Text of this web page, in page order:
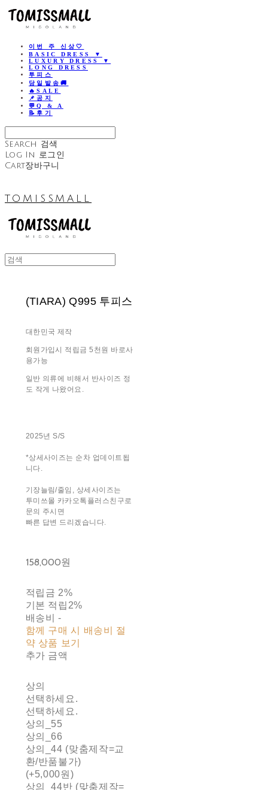
이번 주 신상🤍
BASIC DRESS ▼
LUXURY DRESS ▼
LONG DRESS
투피스
당일발송🚚
🔥SALE
📌공지
💬Q & A
📝후기
Search 검색
Log In 로그인
Cart장바구니
TOMISSMALL
(TIARA) Q995 투피스
대한민국 제작
회원가입시 적립금 5천원 바로사
용가능
일반 의류에 비해서 반사이즈 정
도 작게 나왔어요.
2025년 S/S
*상세사이즈는 순차 업데이트됩
니다.
기장늘림/줄임, 상세사이즈는
투미쓰몰 카카오톡플러스친구로
문의 주시면
빠른 답변 드리겠습니다.
158,000원
적립금 2%
기본 적립 2%
배송비-
함께 구매 시 배송비 절
약 상품 보기
추가 금액
상의
선택하세요.
선택하세요.
상의_55
상의_66
상의_44 (맞춤제작=교
환/반품불가)
(+5,000원)
상의_44반 (맞춤제작=